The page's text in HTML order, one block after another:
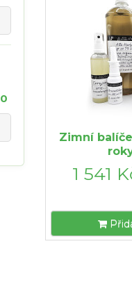
Zimní
1 541